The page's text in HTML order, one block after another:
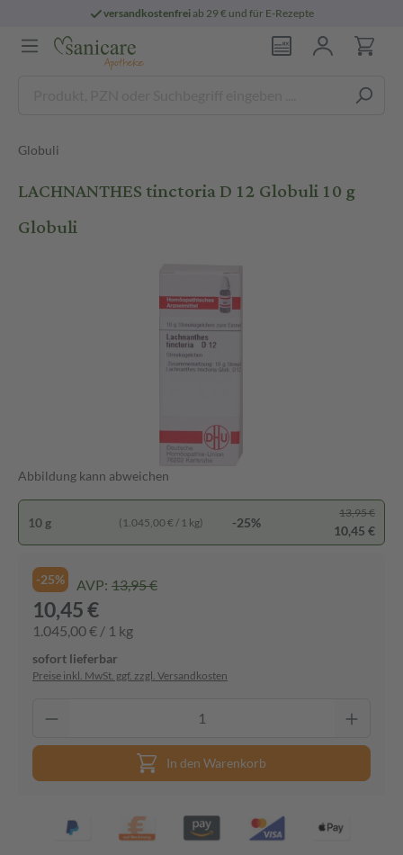
versandkostenfreiab 29 € und für E-Rezepte
Globuli
LACHNANTHES tinctoria D 12 Globuli 10 g
Globuli
Abbildung kann abweichen
10 g (1.045,00 € / 1 kg) -25%
13,95 €
10,45 €
-25% AVP: 13,95 €
10,45 €
1.045,00 € / 1 kg
sofort lieferbar
Preise inkl. MwSt. ggf. zzgl. Versandkosten
In den Warenkorb